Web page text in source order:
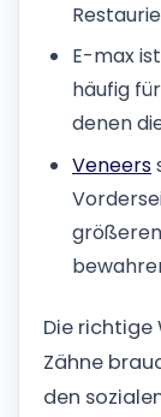
E-max
häufig
denen
Veneers
Die richtige
Zähne
den